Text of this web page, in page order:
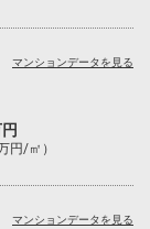
円/㎡）
マンションデータを見る
マンションデータを見る